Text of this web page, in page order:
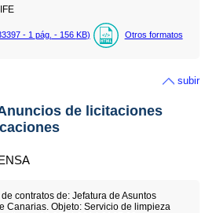
- 1 pág. - 156 KB) Otros formatos
subir
de licitaciones
contratos de: Jefatura de Asuntos
Canarias. Objeto: Servicio de limpieza